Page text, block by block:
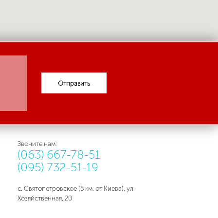
Отправить
Звоните нам:
(063) 667-78-51
(095) 732-51-19
с. Святопетровское (5 км. от Киева), ул.
Хозяйственная, 20